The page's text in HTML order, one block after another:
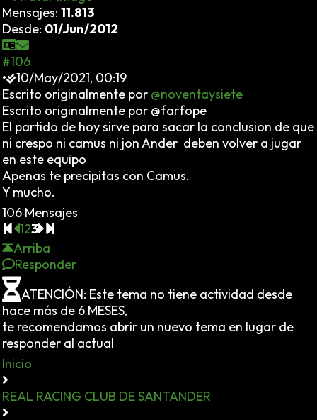
Mensajes: 11.813
Desde: 01/Jun/2012
#106
•
10/May/2021, 00:19
Escrito originalmente por @noventaysiete
Escrito originalmente por @farfope
El partido de hoy sirve para sacar la conclusion de que
ni crespo ni camus ni jon Ander deben volver a jugar
en este equipo
Apenas te precipitas con Camus.
Y mucho.
106 Mensajes
123
Arriba
Responder
ATENCIÓN: Este tema no tiene actividad desde
hace más de 6 MESES,
te recomendamos abrir un nuevo tema en lugar de
responder al actual
Inicio
REAL RACING CLUB DE SANTANDER